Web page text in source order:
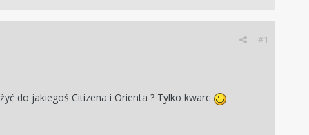
#1
do jakiegoś Citizena i Orienta ? Tylko kwarc